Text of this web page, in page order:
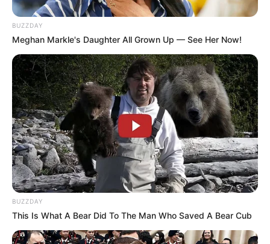
BUZZDAY
Meghan Markle's Daughter All Grown Up — See Her Now!
BUZZDAY
This Is What A Bear Did To The Man Who Saved A Bear Cub